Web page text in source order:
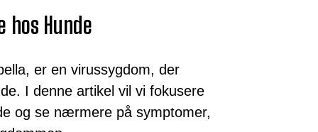
hos Hunde
er en virussygdom, der
I denne artikel vil vi fokusere
og se nærmere på symptomer,